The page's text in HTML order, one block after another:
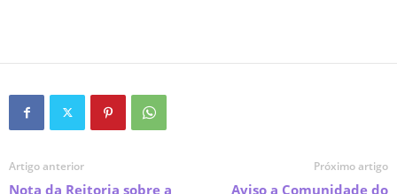
Artigo anterior
Nota da Reitoria sobre a
Próximo artigo
Aviso a Comunidade do